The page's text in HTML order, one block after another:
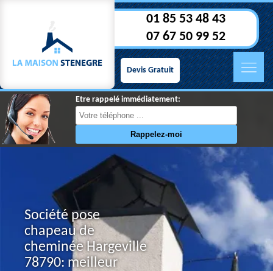
01 85 53 48 43
07 67 50 99 52
Devis Gratuit
Etre rappelé immédiatement:
Société pose
chapeau de
cheminée Hargeville
78790: meilleur